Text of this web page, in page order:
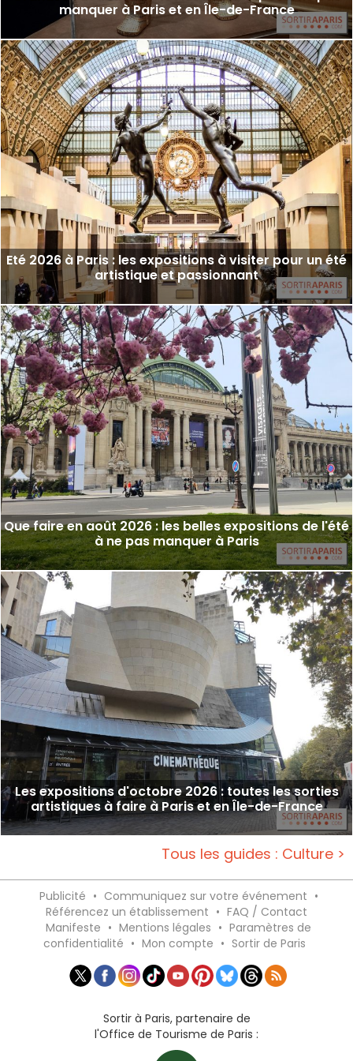
manquer à Paris et en Île-de-France
Eté 2026 à Paris : les expositions à visiter pour un été
artistique et passionnant
Que faire en août 2026 : les belles expositions de l'été
à ne pas manquer à Paris
Les expositions d'octobre 2026 : toutes les sorties
artistiques à faire à Paris et en Île-de-France
Tous les guides : Culture >
Publicité • Communiquez sur votre événement •
Référencez un établissement • FAQ / Contact
Manifeste • Mentions légales • Paramètres de
confidentialité • Mon compte • Sortir de Paris
Sortir à Paris, partenaire de
l'Office de Tourisme de Paris :